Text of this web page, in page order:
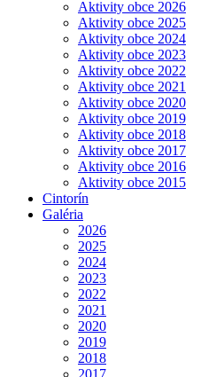
Aktivity obce 2026
Aktivity obce 2025
Aktivity obce 2024
Aktivity obce 2023
Aktivity obce 2022
Aktivity obce 2021
Aktivity obce 2020
Aktivity obce 2019
Aktivity obce 2018
Aktivity obce 2017
Aktivity obce 2016
Aktivity obce 2015
Cintorín
Galéria
2026
2025
2024
2023
2022
2021
2020
2019
2018
2017